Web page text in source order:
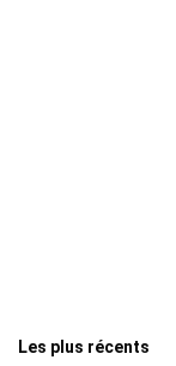
Les plus récents